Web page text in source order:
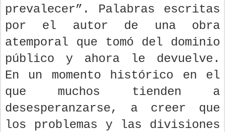
prevalecer”. Palabras escritas
por el autor de una obra
atemporal que tomó del dominio
público y ahora le devuelve.
En un momento histórico en el
que muchos tienden a
desesperanzarse, a creer que
los problemas y las divisiones